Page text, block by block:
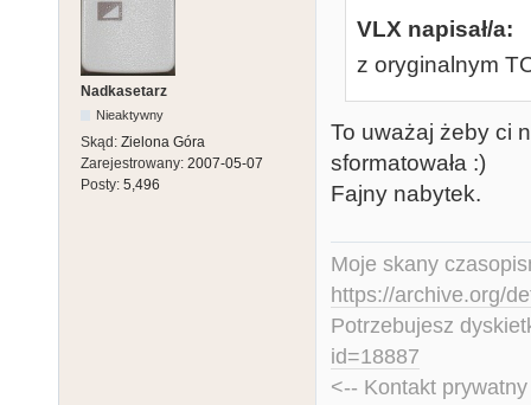
Nadkasetarz
Nieaktywny
Skąd: Zielona Góra
Zarejestrowany: 2007-05-07
Posty: 5,496
VLX napisał/a:
z oryginalnym
To uważaj żeby ci
sformatowała :)
Fajny nabytek.
Moje skany
https://archive.org/
Potrzebujesz
id=18887
<-- Kontakt